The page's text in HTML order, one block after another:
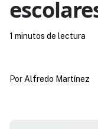
Por Alfredo Martínez
1 minutos de lectura